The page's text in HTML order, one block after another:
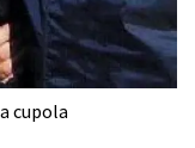
cupola